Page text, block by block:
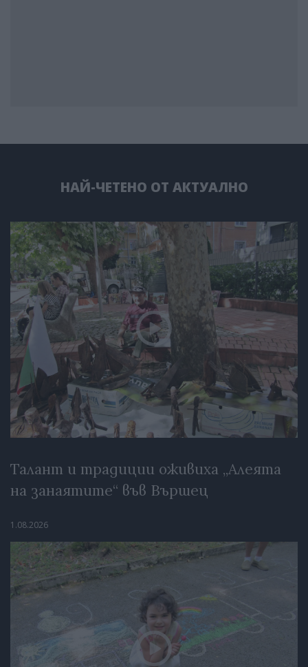
НАЙ-ЧЕТЕНО ОТ АКТУАЛНО
Талант и традиции оживиха „Алеята
на занаятите“ във Вършец
1.08.2026